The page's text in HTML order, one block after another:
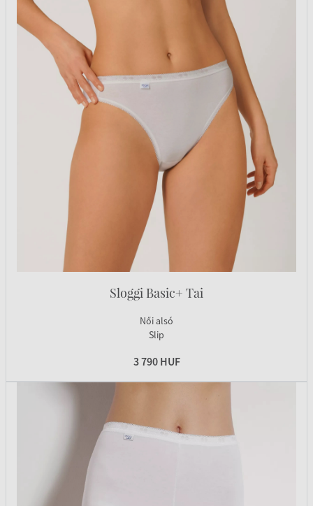
Sloggi Basic+ Tai
Női alsó
Slip
3 790 HUF